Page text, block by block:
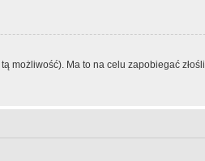
możliwość). Ma to na celu zapobiegać